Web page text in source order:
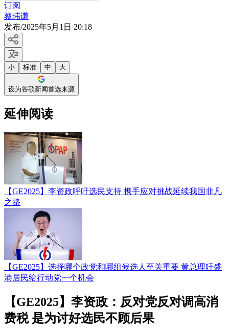
订阅
蔡玮谦
发布/2025年5月1日 20:18
小 标准 中 大
设为谷歌新闻首选来源
延伸阅读
【GE2025】李资政呼吁选民支持 携手应对挑战延续我国非凡
之路
【GE2025】选择哪个政党和哪组候选人至关重要 黄总理吁盛
港居民给行动党一个机会
【GE2025】李资政：反对党反对调高消
费税 是为讨好选民不顾后果